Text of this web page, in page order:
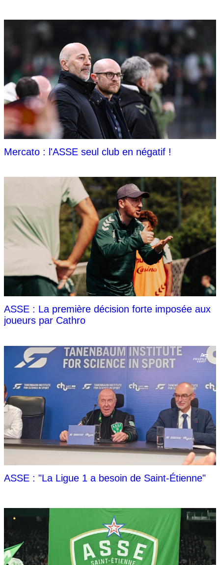
Mercato : l'ASSE seul club en négatif !
ASSE : La première décision forte imposée aux
joueurs par Cathro
ASSE : "La Ligue 1 a besoin de Saint-Étienne"